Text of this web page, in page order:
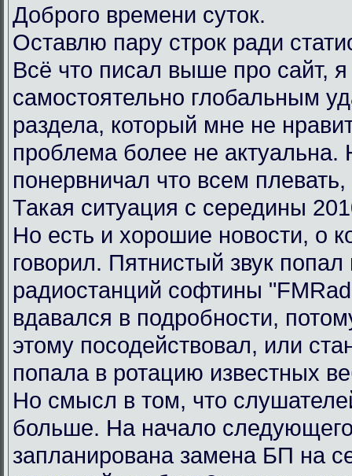
Доброго времени суток.
Оставлю пару строк ради
Всё что писал выше про сайт,
самостоятельно глобальным
раздела, который мне не
проблема более не актуальна.
понервничал что всем
Такая ситуация с середины
Но есть и хорошие новости, о
говорил. Пятнистый звук попал
радиостанций софтины
вдавался в подробности,
этому посодействовал, или
попала в ротацию известных
Но смысл в том, что
больше. На начало
запланирована замена БП на